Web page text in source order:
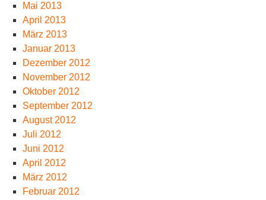
Mai 2013
April 2013
März 2013
Januar 2013
Dezember 2012
November 2012
Oktober 2012
September 2012
August 2012
Juli 2012
Juni 2012
April 2012
März 2012
Februar 2012